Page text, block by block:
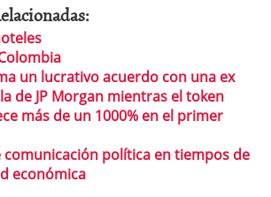
un lucrativo acuerdo con una ex
de JP Morgan mientras el token
más de un 1000% en el primer
comunicación política en tiempos de
económica